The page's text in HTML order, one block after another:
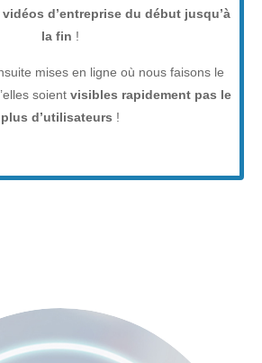
vidéos d’entreprise du début jusqu’à
la fin !
mises en ligne où nous faisons le
soient visibles rapidement pas le
plus d’utilisateurs !